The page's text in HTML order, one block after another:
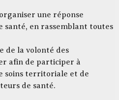
une réponse
santé, en rassemblant toutes
de la volonté des
afin de participer à
soins territoriale et de
de santé.